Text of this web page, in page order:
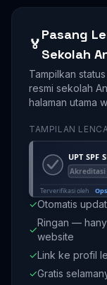
🏅
Pasang
Sekolah
Tampilkan
resmi sekolah
halaman utama
TAMPILAN
✓Otomatis
✓
Ringan —
website
✓Link ke profil
✓Gratis